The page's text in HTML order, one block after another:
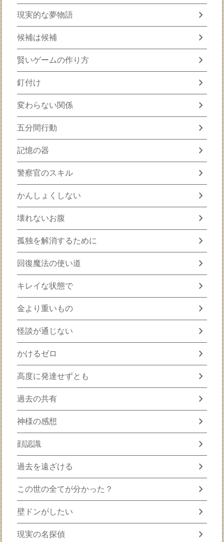
現実的な夢物語 chevron_right
候補は候補 chevron_right
賢いゲームの作り方 chevron_right
釘付け chevron_right
変わらない関係 chevron_right
五分間行動 chevron_right
記憶の器 chevron_right
警察官のスキル chevron_right
かんしょくしない chevron_right
壊れないお腹 chevron_right
孤独を解消するために chevron_right
回復魔法の使い道 chevron_right
キレイな状態で chevron_right
金より重いもの chevron_right
怪談が通じない chevron_right
かけるゼロ chevron_right
高度に発達せずとも chevron_right
過去の共有 chevron_right
神様の感想 chevron_right
顔認識 chevron_right
過去を遠ざける chevron_right
この世の全てが分かった？ chevron_right
壁ドンがしたい chevron_right
現実の名探偵 chevron_right